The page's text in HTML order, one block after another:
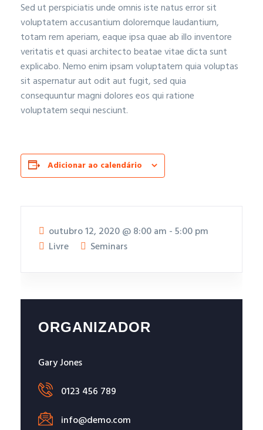
Sed ut perspiciatis unde omnis iste natus error sit
voluptatem accusantium doloremque laudantium,
totam rem aperiam, eaque ipsa quae ab illo inventore
veritatis et quasi architecto beatae vitae dicta sunt
explicabo. Nemo enim ipsam voluptatem quia voluptas
sit aspernatur aut odit aut fugit, sed quia
consequuntur magni dolores eos qui ratione
voluptatem sequi nesciunt.
Adicionar ao calendário
outubro 12, 2020@8:00 am - 5:00 pm
Livre
Seminars
ORGANIZADOR
Gary Jones
0123 456 789
info@demo.com